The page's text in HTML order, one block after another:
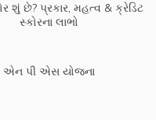
શું છે? પ્રકાર, મહત્વ & ક્રેડિટ
સ્કોરના લાભો
એન પી એસ યોજના